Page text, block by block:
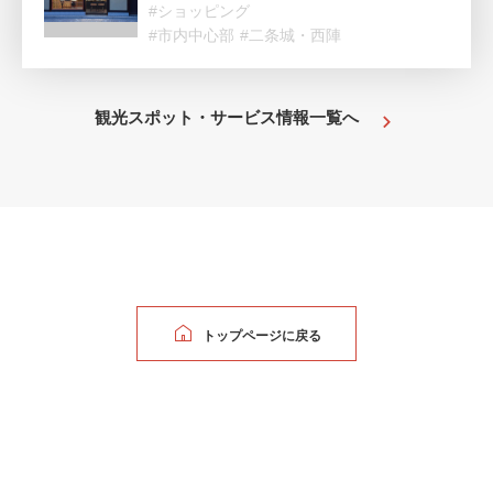
#ショッピング
#市内中心部 #二条城・西陣
観光スポット・サービス情報一覧へ
トップページに戻る